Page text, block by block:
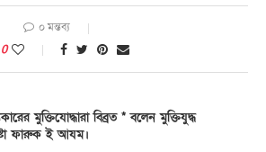
০ মন্তব্য
0
মুক্তিযোদ্ধারা বিব্রত * বলেন মুক্তিযুদ্ধ
ফারুক ই আযম।